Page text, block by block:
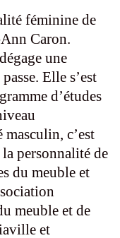
féminine de
Caron.
une
Elle s’est
d’études
c’est
personnalité de
du meuble et
meuble et de
et